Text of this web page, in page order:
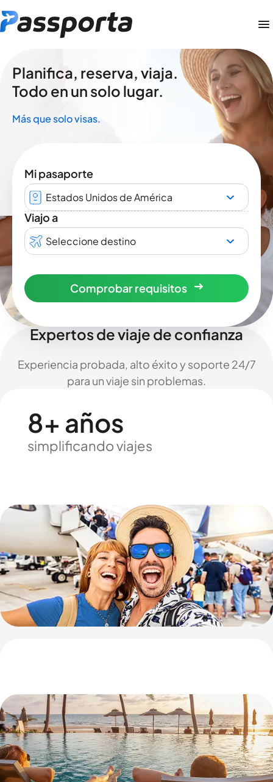
Planifica, reserva, viaja.
Todo en un solo lugar.
Más que solo visas.
Mi pasaporte
Estados Unidos de América
Viajo a
Seleccione destino
Comprobar requisitos
Expertos de viaje de confianza
Experiencia probada, alto éxito y soporte 24/7
para un viaje sin problemas.
8+ años
simplificando viajes